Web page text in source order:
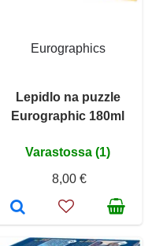
Eurographics
Lepidlo na puzzle
Eurographic 180ml
Varastossa (1)
8,00 €